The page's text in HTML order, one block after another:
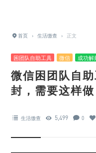
首页 › 生活缴查 › 正文
困团队自助工具 微信 成功解
微信困团队自
封，需要这样做
生活缴查 5,499 0